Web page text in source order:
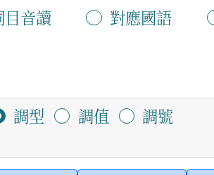
目音讀 對應國語
調型 調值 調號